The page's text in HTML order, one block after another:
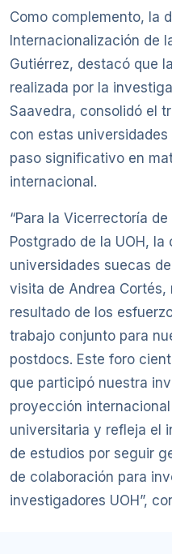
Como complemento, la
Internacionalización de
Gutiérrez, destacó que
realizada por la
Saavedra, consolidó el
con estas
paso significativo en
internacional.
“Para la Vicerrectoría
Postgrado de la UOH, la
universidades suecas
visita de Andrea
resultado de los
trabajo conjunto para
postdocs. Este foro
que participó nuestra
proyección
universitaria y refleja el
de estudios por seguir
de colaboración para
investigadores UOH”,